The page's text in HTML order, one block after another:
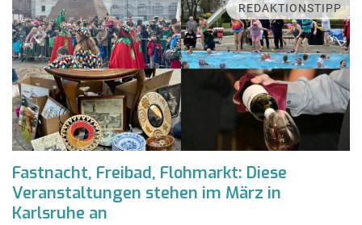
REDAKTIONSTIPP
Fastnacht, Freibad, Flohmarkt: Diese
Veranstaltungen stehen im März in
Karlsruhe an